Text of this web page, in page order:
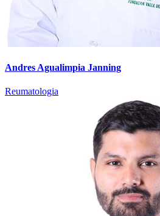
Andres Agualimpia Janning
Reumatologia